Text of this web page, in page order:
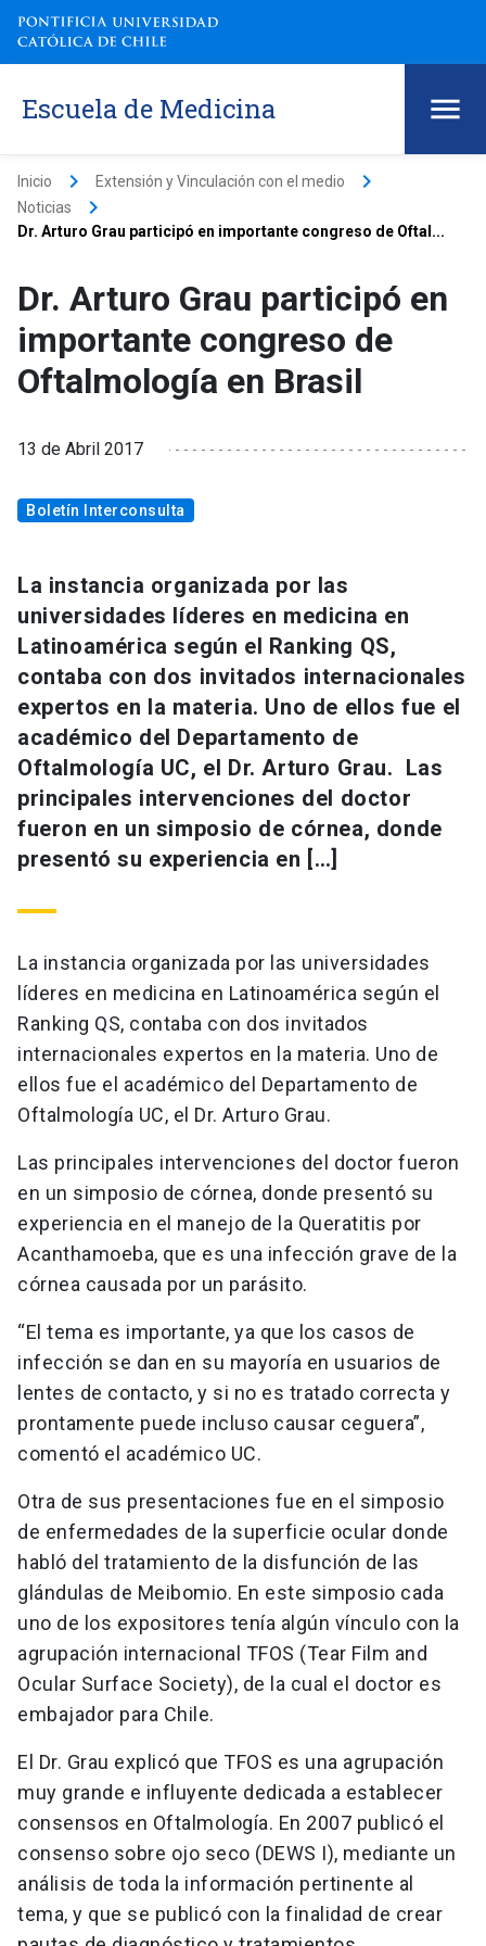
Escuela de Medicina
Inicio keyboard_arrow_right Extensión y Vinculación con el medio keyboard_arrow_right
Noticias keyboard_arrow_right
Dr. Arturo Grau participó en importante congreso de Oftal...
Dr. Arturo Grau participó en
importante congreso de
Oftalmología en Brasil
13 de Abril 2017
Boletín Interconsulta
La instancia organizada por las
universidades líderes en medicina en
Latinoamérica según el Ranking QS,
contaba con dos invitados internacionales
expertos en la materia. Uno de ellos fue el
académico del Departamento de
Oftalmología UC, el Dr. Arturo Grau. Las
principales intervenciones del doctor
fueron en un simposio de córnea, donde
presentó su experiencia en […]
La instancia organizada por las universidades
líderes en medicina en Latinoamérica según el
Ranking QS, contaba con dos invitados
internacionales expertos en la materia. Uno de
ellos fue el académico del Departamento de
Oftalmología UC, el Dr. Arturo Grau.
Las principales intervenciones del doctor fueron
en un simposio de córnea, donde presentó su
experiencia en el manejo de la Queratitis por
Acanthamoeba, que es una infección grave de la
córnea causada por un parásito.
“El tema es importante, ya que los casos de
infección se dan en su mayoría en usuarios de
lentes de contacto, y si no es tratado correcta y
prontamente puede incluso causar ceguera”,
comentó el académico UC.
Otra de sus presentaciones fue en el simposio
de enfermedades de la superficie ocular donde
habló del tratamiento de la disfunción de las
glándulas de Meibomio. En este simposio cada
uno de los expositores tenía algún vínculo con la
agrupación internacional TFOS (Tear Film and
Ocular Surface Society), de la cual el doctor es
embajador para Chile.
El Dr. Grau explicó que TFOS es una agrupación
muy grande e influyente dedicada a establecer
consensos en Oftalmología. En 2007 publicó el
consenso sobre ojo seco (DEWS I), mediante un
análisis de toda la información pertinente al
tema, y que se publicó con la finalidad de crear